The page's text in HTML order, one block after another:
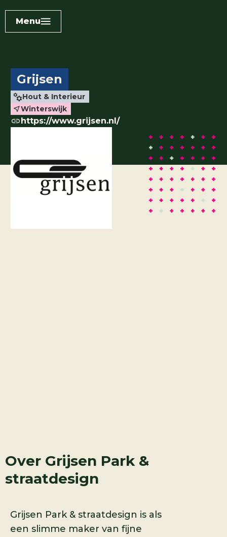
Menu
Grijsen
Hout & Interieur
Winterswijk
https://www.grijsen.nl/
Over Grijsen Park &
straatdesign
Grijsen Park & straatdesign is als
een slimme maker van fijne